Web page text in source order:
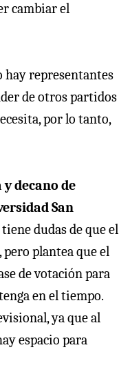
cambiar el
hay representantes
de otros partidos
por lo tanto,
decano de
San
tiene dudas de que el
pero plantea que el
de votación para
en el tiempo.
ya que al
espacio para